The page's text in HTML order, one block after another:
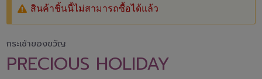
สินค้าชิ้นนี้ไม่สามารถซื้อได้แล้ว
กระเช้าของขวัญ
PRECIOUS HOLIDAY